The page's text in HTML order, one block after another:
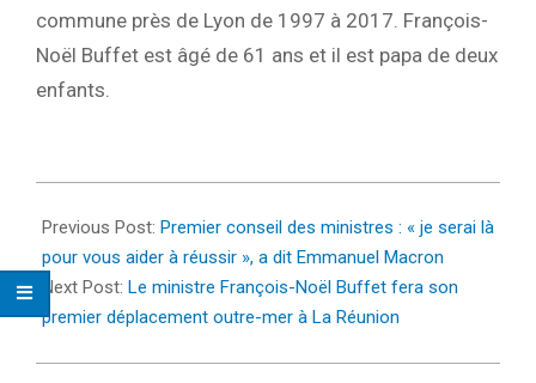
commune près de Lyon de 1997 à 2017. François-
Noël Buffet est âgé de 61 ans et il est papa de deux
enfants.
09-
25
Previous Post: Premier conseil des ministres : « je serai là
pour vous aider à réussir », a dit Emmanuel Macron
Next Post: Le ministre François-Noël Buffet fera son
premier déplacement outre-mer à La Réunion